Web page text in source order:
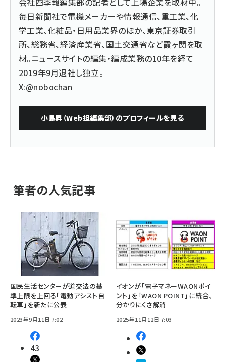
毎日新聞社で電機メーカーや情報通信、重工業、化
学工業、化粧品・日用品業界のほか、東京証券取引
所、総務省、経済産業省、国土交通省など霞ヶ関を取
材。ニュースサイトの編集・編成業務の10年を経て
2019年9月退社し独立。
X:@nobochan
小島昇（Web担編集部） のプロフィールを見る
筆者の人気記事
国民生活センターが道交法の基
準上限を上回る「電動アシスト自
転車」を新たに公表
2023年9月11日 7:02
43
イオンが「電子マネーWAONポイ
ント」を「WAON POINT」に統合、
分かりにくさ解消
2025年11月12日 7:03